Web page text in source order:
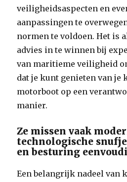
veiligheidsaspecten en
aanpassingen te
normen te voldoen. Het is
advies in te winnen bij
van maritieme veiligheid
dat je kunt genieten van je
motorboot op een
manier.
Ze missen vaak
technologische
en besturing
Een belangrijk nadeel van